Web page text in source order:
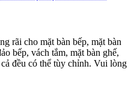
rãi cho mặt bàn bếp, mặt bàn
bếp, vách tắm, mặt bàn ghế,
đều có thể tùy chỉnh. Vui lòng